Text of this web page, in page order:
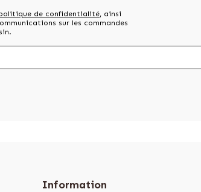
de confidentialité, ainsi
sur les commandes
Information